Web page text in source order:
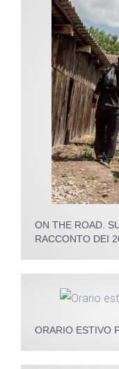
ON THE ROAD.
RACCONTO DEI
ORARIO ESTIVO